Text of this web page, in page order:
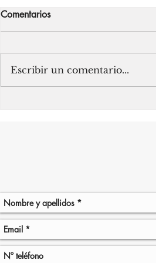
Comentarios
Escribir un comentario...